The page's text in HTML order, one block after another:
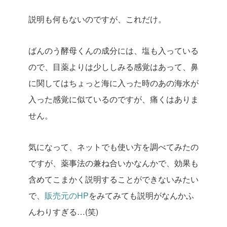
説明も何もないのですが、これだけ。
ばんのう酵母くんの成分には、塩も入っている
ので、目薬よりは少ししみる感覚はあって、鼻
に関してはちょっと海に入った時のあの海水が
入った感覚に似ているのですが、痛くはありま
せん。
気になって、ネットでも使い方を調べてみたの
ですが、薬事法の兼ね合いかなんかで、効果も
含めてこまかく説明することができないみたい
で、 販売元のHPをみてみても説明がなんかふ
んわりすぎる…(笑)